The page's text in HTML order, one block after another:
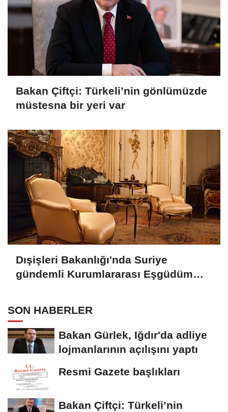
Bakan Çiftçi: Türkeli’nin gönlümüzde
müstesna bir yeri var
Dışişleri Bakanlığı'nda Suriye
gündemli Kurumlararası Eşgüdüm
SON HABERLER
Bakan Gürlek, Iğdır'da adliye
lojmanlarının açılışını yaptı
Resmi Gazete başlıkları
Bakan Çiftçi: Türkeli’nin